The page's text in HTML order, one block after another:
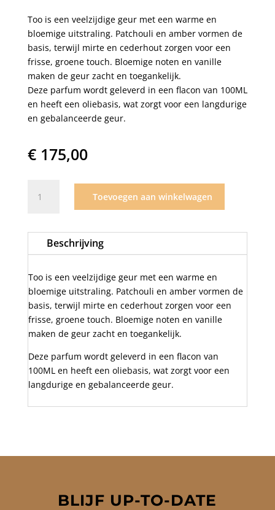
Too is een veelzijdige geur met een warme en
bloemige uitstraling. Patchouli en amber vormen de
basis, terwijl mirte en cederhout zorgen voor een
frisse, groene touch. Bloemige noten en vanille
maken de geur zacht en toegankelijk.
Deze parfum wordt geleverd in een flacon van 100ML
en heeft een oliebasis, wat zorgt voor een langdurige
en gebalanceerde geur.
€175,00
parfum
Toevoegen aan winkelwagen
Beschrijving
Too is een veelzijdige geur met een warme en
bloemige uitstraling. Patchouli en amber vormen de
basis, terwijl mirte en cederhout zorgen voor een
frisse, groene touch. Bloemige noten en vanille
maken de geur zacht en toegankelijk.
Deze parfum wordt geleverd in een flacon van
100ML en heeft een oliebasis, wat zorgt voor een
langdurige en gebalanceerde geur.
BLIJF UP-TO-DATE